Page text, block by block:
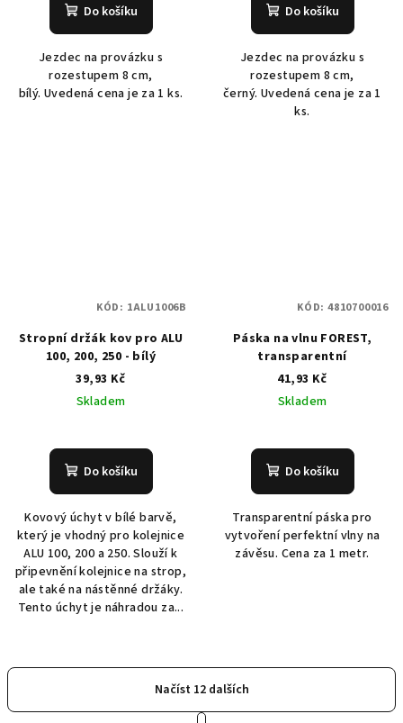
Do košíku
Jezdec na provázku s
rozestupem 8 cm,
bílý. Uvedená cena je za 1 ks.
Do košíku
Jezdec na provázku s
rozestupem 8 cm,
černý. Uvedená cena je za 1
ks.
Stropní držák kov pro ALU
100, 200, 250 - bílý
39,93 Kč
Skladem
Do košíku
Kovový úchyt v bílé barvě,
který je vhodný pro kolejnice
ALU 100, 200 a 250. Slouží k
připevnění kolejnice na strop,
ale také na nástěnné držáky.
Tento úchyt je náhradou za...
KÓD: 1ALU1006B
Páska na vlnu FOREST,
transparentní
41,93 Kč
Skladem
Do košíku
Transparentní páska pro
vytvoření perfektní vlny na
závěsu. Cena za 1 metr.
KÓD: 4810700016
Načíst 12 dalších